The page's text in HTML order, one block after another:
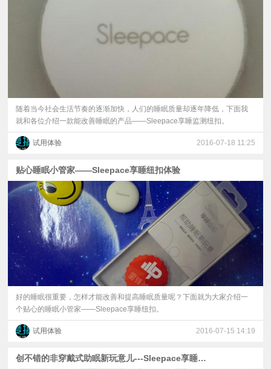
随着当今社会生活节奏的逐渐加快，人们的睡眠质量却逐年降低，下面我
就和各位介绍一款能改善睡眠的产品——Sleepace享睡监测纽扣。
试用体验 2016-07-18 11:25
贴心睡眠小管家——Sleepace享睡纽扣体验
好的睡眠很重要，怎样才能改善和提高睡眠质量呢？下面就为大家介绍一
个贴心的睡眠小管家——Sleepace享睡纽扣。
试用体验 2016-07-15 14:19
创不错的非穿戴式助眠新玩意儿---Sleepace享睡纽扣体验评测